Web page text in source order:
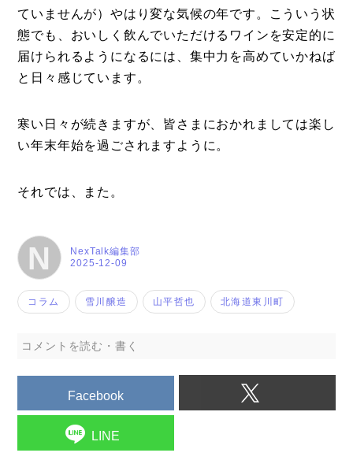
ていませんが）やはり変な気候の年です。こういう状
態でも、おいしく飲んでいただけるワインを安定的に
届けられるようになるには、集中力を高めていかねば
と日々感じています。
寒い日々が続きますが、皆さまにおかれましては楽し
い年末年始を過ごされますように。
それでは、また。
N 2025-12-09
NexTalk編集部
コラム 雪川醸造 山平哲也 北海道東川町
コメントを読む・書く
Facebook
LINE